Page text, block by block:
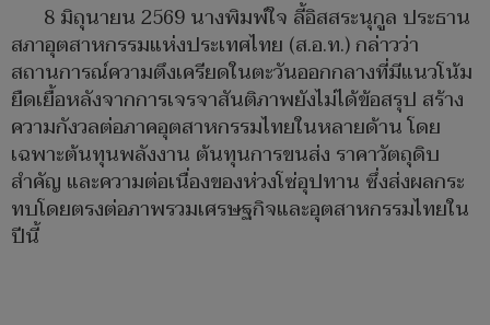
8 มิถุนายน 2569 นางพิมพ์ใจ ลี้อิสสระนุกูล ประธาน
สภาอุตสาหกรรมแห่งประเทศไทย (ส.อ.ท.) กล่าวว่า
สถานการณ์ความตึงเครียดในตะวันออกกลางที่มีแนวโน้ม
ยืดเยื้อหลังจากการเจรจาสันติภาพยังไม่ได้ข้อสรุป สร้าง
ความกังวลต่อภาคอุตสาหกรรมไทยในหลายด้าน โดย
เฉพาะต้นทุนพลังงาน ต้นทุนการขนส่ง ราคาวัตถุดิบ
สำคัญ และความต่อเนื่องของห่วงโซ่อุปทาน ซึ่งส่งผลกระ
ทบโดยตรงต่อภาพรวมเศรษฐกิจและอุตสาหกรรมไทยใน
ปีนี้